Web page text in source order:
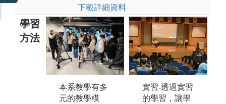
下載詳細資料
學習
方法
本系教學有多
元的教學模
實習-透過實習
的學習，讓學